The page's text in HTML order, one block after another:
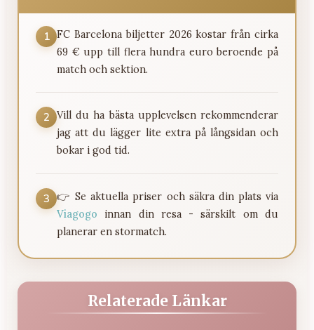
1 FC Barcelona biljetter 2026 kostar från cirka
69 € upp till flera hundra euro beroende på
match och sektion.
2
Vill du ha bästa upplevelsen rekommenderar
jag att du lägger lite extra på långsidan och
bokar i god tid.
3
👉 Se aktuella priser och säkra din plats via
Viagogo innan din resa - särskilt om du
planerar en stormatch.
Relaterade Länkar